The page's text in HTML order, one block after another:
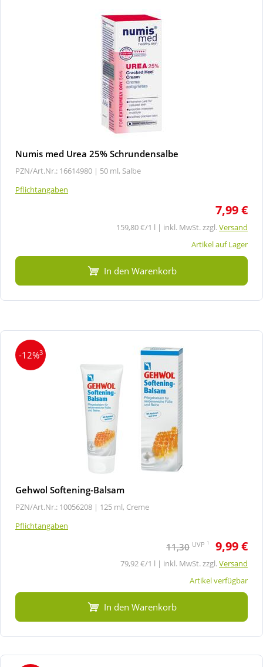
Numis med Urea 25% Schrundensalbe
PZN/Art.Nr.: 16614980 | 50 ml, Salbe
Pflichtangaben
7,99 €
159,80 €/1 l | inkl. MwSt. zzgl.Versand
Artikel auf Lager
In den Warenkorb
-12%3
Gehwol Softening-Balsam
PZN/Art.Nr.: 10056208 | 125 ml, Creme
Pflichtangaben
11,30 UVP 1 9,99 €
79,92 €/1 l | inkl. MwSt. zzgl.Versand
Artikel verfügbar
In den Warenkorb